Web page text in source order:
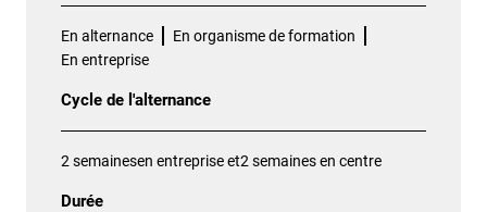
En alternance
En organisme de formation
En entreprise
Cycle de l'alternance
2 semainesen entreprise et2 semaines en centre
Durée